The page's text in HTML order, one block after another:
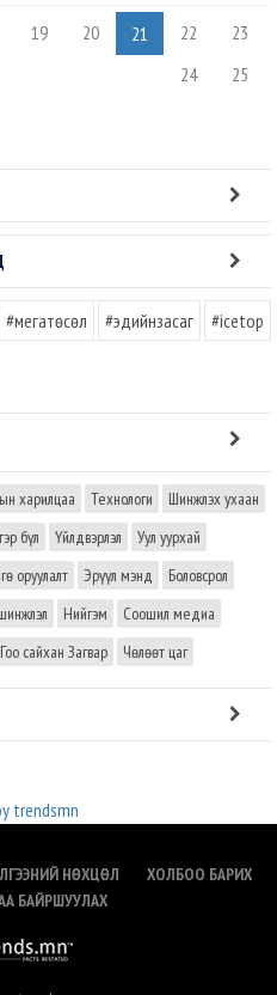
19 20 21 22
23
24
25
#мегатөсөл #эдийнзасаг
#icetop
харилцаа Технологи
Шинжлэх ухаан
бүл Үйлдвэрлэл
Уул уурхай
оруулалт Эрүүл мэнд
Боловсрол
Нийгэм
Соошил медиа
Гоо сайхан Загвар Чөлөөт цаг
trendsmn
НӨХЦӨЛ
ХОЛБОО БАРИХ
БАЙРШУУЛАХ